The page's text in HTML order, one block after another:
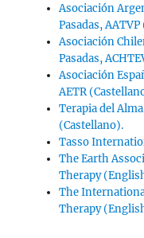
Asociación
Pasadas,
Asociación
Pasadas,
Asociación
AETR
Terapia del
(Castellano).
Tasso
The Earth
Therapy
The
Therapy